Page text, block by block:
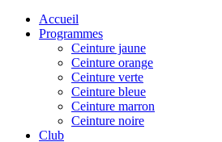
Accueil
Programmes
Ceinture jaune
Ceinture orange
Ceinture verte
Ceinture bleue
Ceinture marron
Ceinture noire
Club